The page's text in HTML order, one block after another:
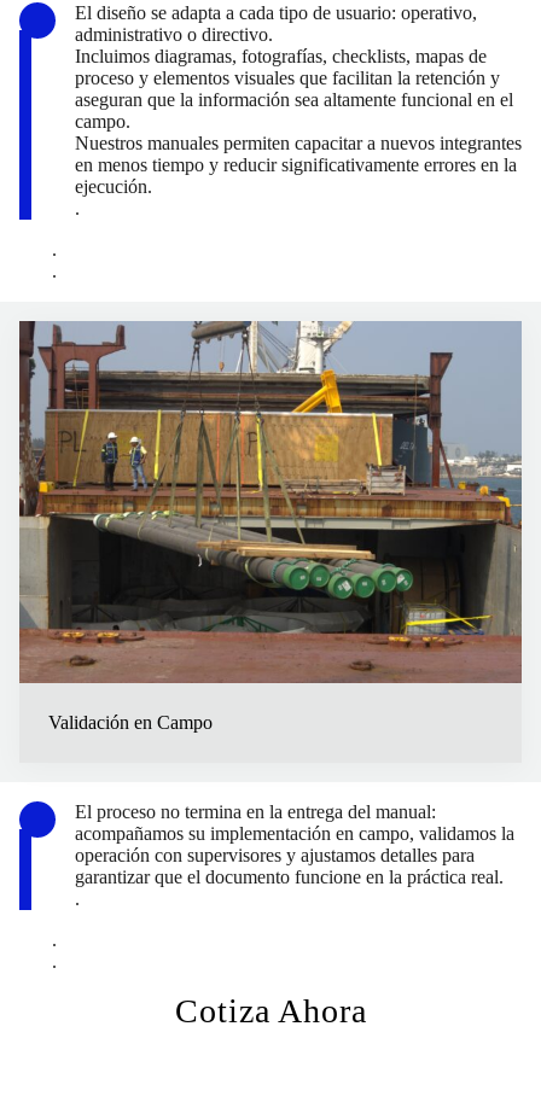
El diseño se adapta a cada tipo de usuario: operativo,
administrativo o directivo.
Incluimos diagramas, fotografías, checklists, mapas de
proceso y elementos visuales que facilitan la retención y
aseguran que la información sea altamente funcional en el
campo.
Nuestros manuales permiten capacitar a nuevos integrantes
en menos tiempo y reducir significativamente errores en la
ejecución.
.
.
.
Validación en Campo
El proceso no termina en la entrega del manual:
acompañamos su implementación en campo, validamos la
operación con supervisores y ajustamos detalles para
garantizar que el documento funcione en la práctica real.
.
.
.
Cotiza Ahora